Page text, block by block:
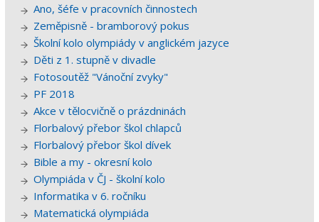
Ano, šéfe v pracovních činnostech
Zeměpisně - bramborový pokus
Školní kolo olympiády v anglickém jazyce
Děti z 1. stupně v divadle
Fotosoutěž "Vánoční zvyky"
PF 2018
Akce v tělocvičně o prázdninách
Florbalový přebor škol chlapců
Florbalový přebor škol dívek
Bible a my - okresní kolo
Olympiáda v ČJ - školní kolo
Informatika v 6. ročníku
Matematická olympiáda